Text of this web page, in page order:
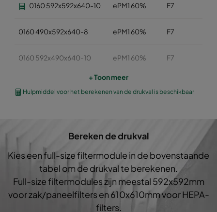
0160 592x592x640-10 ePM1 60% F7
0160 490x592x640-8 ePM1 60% F7
0160 592x490x640-10 ePM1 60% F7
0160 287x287x640-5 ePM1 60%
0160 592x592x520-10 ePM1 60%
ePM1 60% F7
+ Toon meer
Hulpmiddel voor het berekenen van de drukval is beschikbaar
Bereken de drukval
Kies een full-size filtermodule in de bovenstaande
tabel om de drukval te berekenen.
Full-size filtermodules zijn meestal 592x592mm
voor zak/paneelfilters en 610x610mm voor HEPA-
filters.